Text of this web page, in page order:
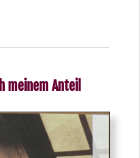
meinem Anteil